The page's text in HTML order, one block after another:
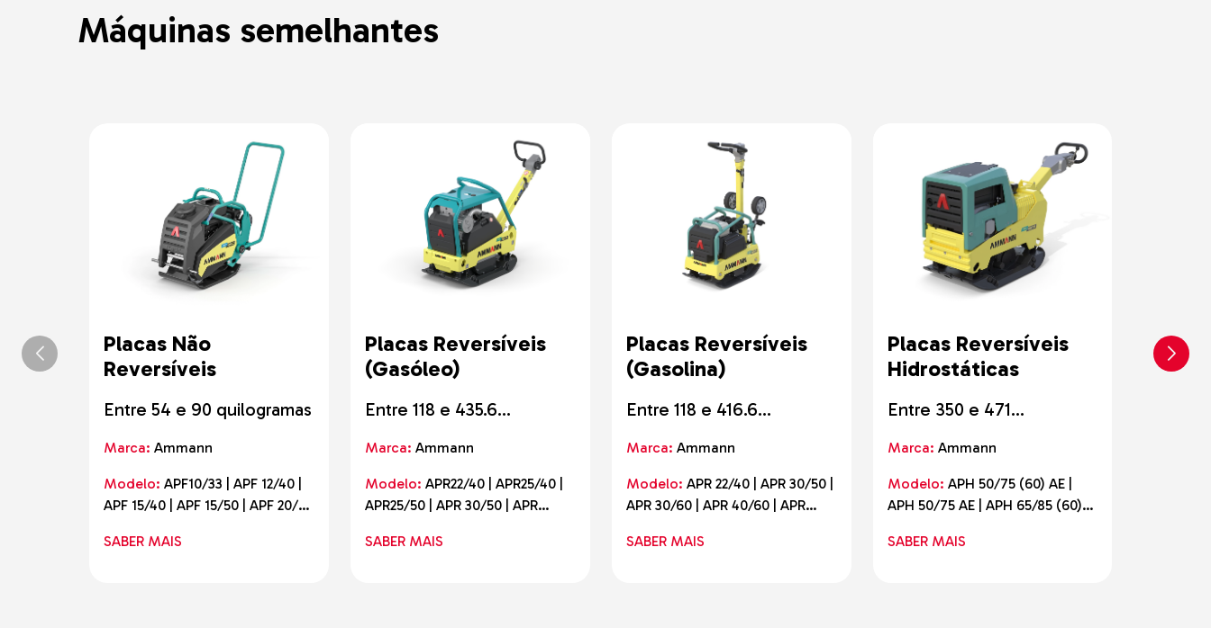
Máquinas semelhantes
Placas Não
Reversíveis
Entre 54 e 90 quilogramas
Marca: Ammann
Modelo: APF10/33 | APF 12/40 |
APF 15/40 | APF 15/50 | APF 20/50
SABER MAIS
Placas Reversíveis
(Gasóleo)
Entre 118 e 435.6
Marca: Ammann
Modelo: APR22/40 | APR25/40 |
APR25/50 | APR 30/50 | APR
AE | APR 52/75 (60) AE | APR
SABER MAIS
Placas Reversíveis
(Gasolina)
Entre 118 e 416.6
Marca: Ammann
Modelo: APR 22/40 | APR 30/50 |
APR 30/60 | APR 40/60 | APR
SABER MAIS
Placas Reversíveis
Hidrostáticas
Entre 350 e 471
Marca: Ammann
Modelo: APH 50/75 (60) AE |
APH 50/75 AE | APH 65/85 (60)
SABER MAIS